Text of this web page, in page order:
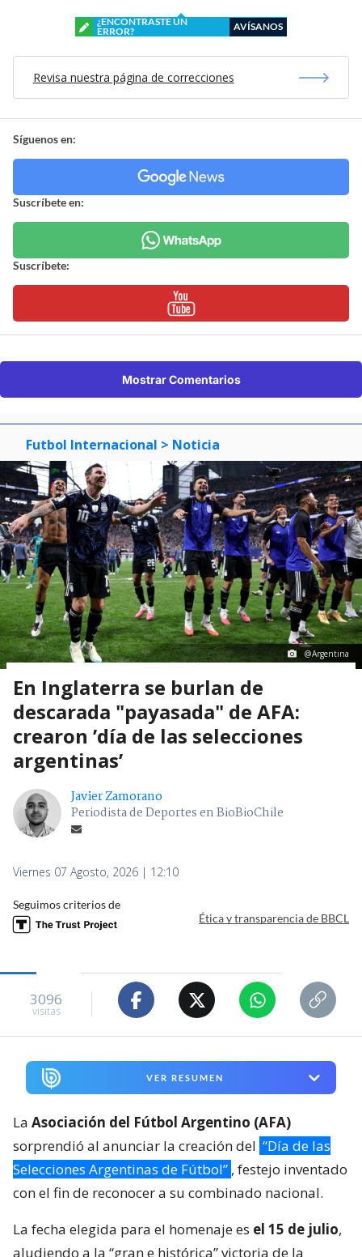
¿ENCONTRASTE UN
ERROR?
AVÍSANOS
Revisa nuestra página de correcciones
Síguenos en:
Suscríbete en:
Suscríbete:
Mostrar Comentarios
Futbol Internacional > Noticia
@Argentina
En Inglaterra se burlan de
descarada "payasada" de AFA:
crearon ’día de las selecciones
argentinas’
Javier Zamorano
Periodista de Deportes en BioBioChile
Viernes 07 Agosto, 2026 | 12:10
Seguimos criterios de
Ética y transparencia de BBCL
3096
visitas
VER RESUMEN
La Asociación del Fútbol Argentino (AFA)
sorprendió al anunciar la creación del “Día de las
Selecciones Argentinas de Fútbol” , festejo inventado
con el fin de reconocer a su combinado nacional.
La fecha elegida para el homenaje es el 15 de julio,
aludiendo a la “gran e histórica” victoria de la